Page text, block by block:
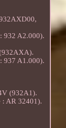
932 A2.000).
937 A1.000).
(932A1).
: AR 32401).